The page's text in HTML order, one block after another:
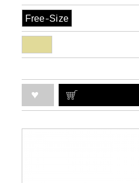
Free-Size